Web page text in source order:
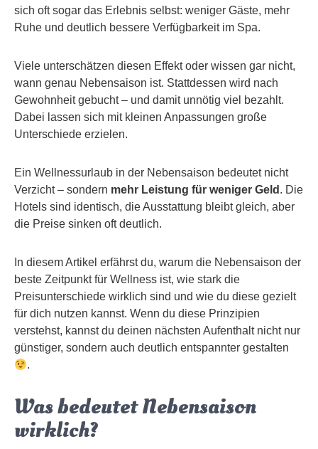
sich oft sogar das Erlebnis selbst: weniger Gäste, mehr
Ruhe und deutlich bessere Verfügbarkeit im Spa.
Viele unterschätzen diesen Effekt oder wissen gar nicht,
wann genau Nebensaison ist. Stattdessen wird nach
Gewohnheit gebucht – und damit unnötig viel bezahlt.
Dabei lassen sich mit kleinen Anpassungen große
Unterschiede erzielen.
Ein Wellnessurlaub in der Nebensaison bedeutet nicht
Verzicht – sondern mehr Leistung für weniger Geld . Die
Hotels sind identisch, die Ausstattung bleibt gleich, aber
die Preise sinken oft deutlich.
In diesem Artikel erfährst du, warum die Nebensaison der
beste Zeitpunkt für Wellness ist, wie stark die
Preisunterschiede wirklich sind und wie du diese gezielt
für dich nutzen kannst. Wenn du diese Prinzipien
verstehst, kannst du deinen nächsten Aufenthalt nicht nur
günstiger, sondern auch deutlich entspannter gestalten
.
Was bedeutet Nebensaison
wirklich?